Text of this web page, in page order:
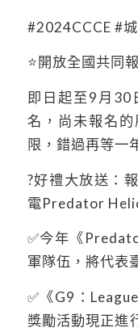
#2024CCCE #
⭐️開放全國共同
即日起至9月
名，尚未報名
限，錯過再等一
?好禮大放送：
電Predator
✅今年《
軍隊伍，將代表
✅《G9：
獎勵活動現正進